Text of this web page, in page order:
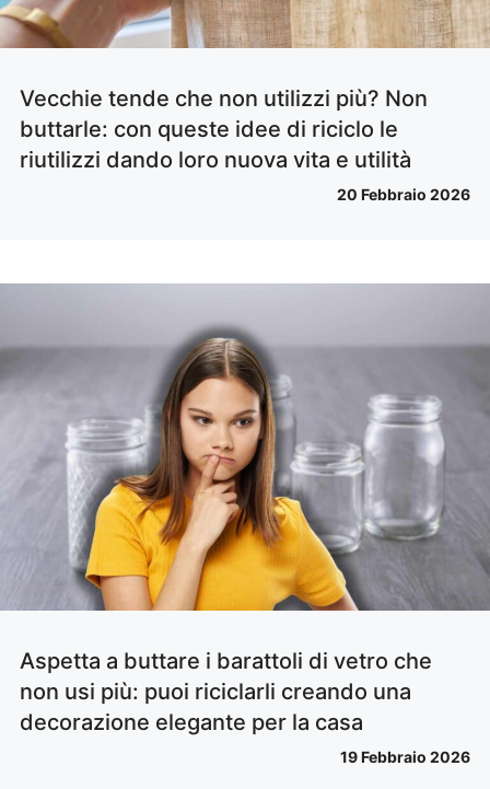
Vecchie tende che non utilizzi più? Non
buttarle: con queste idee di riciclo le
riutilizzi dando loro nuova vita e utilità
20 Febbraio 2026
Aspetta a buttare i barattoli di vetro che
non usi più: puoi riciclarli creando una
decorazione elegante per la casa
19 Febbraio 2026